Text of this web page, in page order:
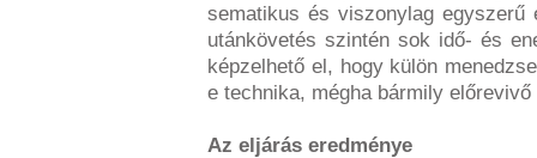
sematikus és viszonylag
utánkövetés szintén sok idő- és
képzelhető el, hogy külön
e technika, mégha bármily előrevivő
Az eljárás eredménye